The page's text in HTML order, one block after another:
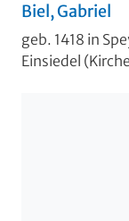
Biel, Gabriel
geb. 1418 in
Einsiedel